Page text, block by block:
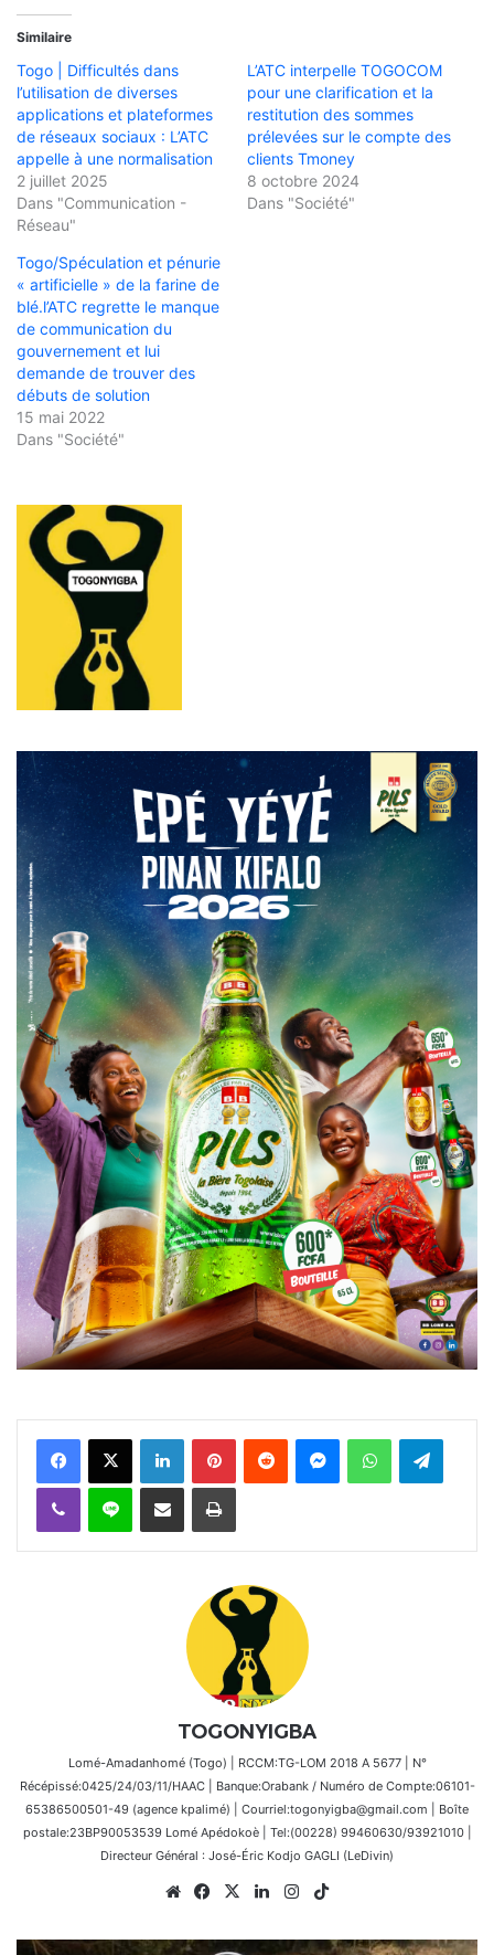
Similaire
Togo | Difficultés dans
l’utilisation de diverses
applications et plateformes
de réseaux sociaux : L’ATC
appelle à une normalisation
2 juillet 2025
Dans "Communication -
Réseau"
L’ATC interpelle TOGOCOM
pour une clarification et la
restitution des sommes
prélevées sur le compte des
clients Tmoney
8 octobre 2024
Dans "Société"
Togo/Spéculation et pénurie
« artificielle » de la farine de
blé.l’ATC regrette le manque
de communication du
gouvernement et lui
demande de trouver des
débuts de solution
15 mai 2022
Dans "Société"
FacebookX Linkedin PinterestReddit MessengerWhatsAppTelegram
Viber Ligne Partager par email Imprimer
TOGONYIGBA
Lomé-Amadanhomé (Togo) | RCCM:TG-LOM 2018 A 5677 | N°
Récépissé:0425/24/03/11/HAAC | Banque:Orabank / Numéro de Compte:06101-
65386500501-49 (agence kpalimé) | Courriel:togonyigba@gmail.com | Boîte
postale:23BP90053539 Lomé Apédokoè | Tel:(00228) 99460630/93921010 |
Directeur Général : José-Éric Kodjo GAGLI (LeDivin)
WebsiteFacebook
X LinkedinInstagram